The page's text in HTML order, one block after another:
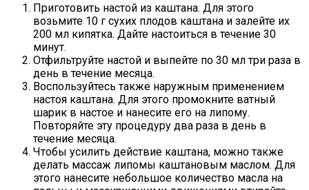
Приготовить настой из каштана. Для этого
возьмите 10 г сухих плодов каштана и залейте их
200 мл кипятка. Дайте настоиться в течение 30
минут.
Отфильтруйте настой и выпейте по 30 мл три раза в
день в течение месяца.
Воспользуйтесь также наружным применением
настоя каштана. Для этого промокните ватный
шарик в настое и нанесите его на липому.
Повторяйте эту процедуру два раза в день в
течение месяца.
Чтобы усилить действие каштана, можно также
делать массаж липомы каштановым маслом. Для
этого нанесите небольшое количество масла на